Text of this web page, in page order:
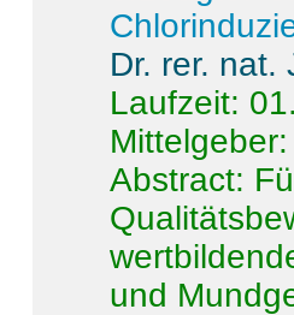
Dr. rer. nat.
Laufzeit:
Abstract:
und